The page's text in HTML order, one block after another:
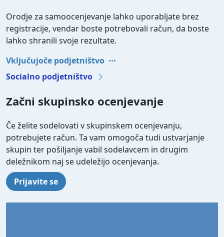
Orodje za samoocenjevanje lahko uporabljate brez
registracije, vendar boste potrebovali račun, da boste
lahko shranili svoje rezultate.
Vključujoče podjetništvo
Socialno podjetništvo
Začni skupinsko ocenjevanje
Če želite sodelovati v skupinskem ocenjevanju,
potrebujete račun. Ta vam omogoča tudi ustvarjanje
skupin ter pošiljanje vabil sodelavcem in drugim
deležnikom naj se udeležijo ocenjevanja.
Prijavite se